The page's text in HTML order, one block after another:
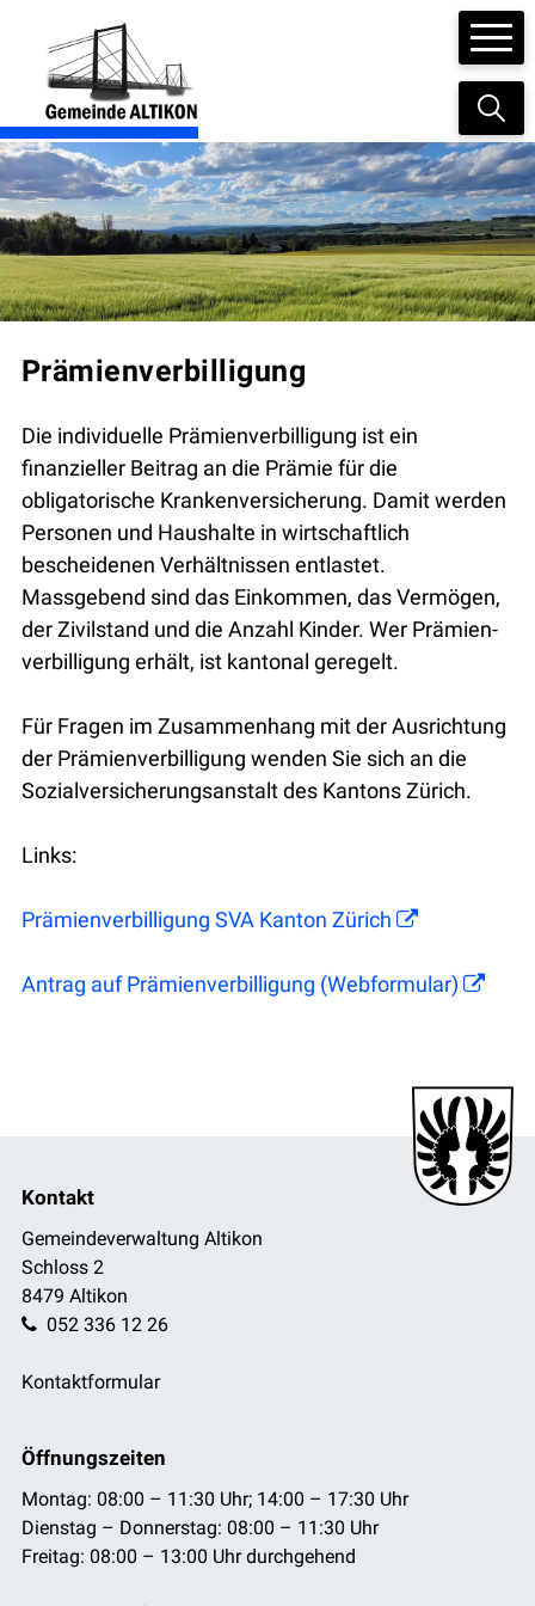
Navigieren in der Gemeinde Altikon
Schnellnavigation
Hauptnavigation
Prämienverbilligung
Die individuelle Prämien­verbilligung ist ein
finanzieller Beitrag an die Prämie für die
obligatorische Kranken­versicherung. Damit werden
Personen und Haushalte in wirtschaftlich
bescheidenen Verhältnissen entlastet.
Massgebend sind das Einkommen, das Vermögen,
der Zivilstand und die Anzahl Kinder. Wer Prämien­
verbilligung erhält, ist kantonal geregelt.
Für Fragen im Zusammenhang mit der Ausrichtung
der Prämienverbilligung wenden Sie sich an die
Sozialversicherungsanstalt des Kantons Zürich.
Links:
Prämienverbilligung SVA Kanton Zürich
Antrag auf Prämienverbilligung (Webformular)
Footer
Kontakt
Gemeindeverwaltung Altikon
Schloss 2
8479 Altikon
052 336 12 26
Kontaktformular
Öffnungszeiten
Montag: 08:00 – 11:30 Uhr; 14:00 – 17:30 Uhr
Dienstag – Donnerstag: 08:00 – 11:30 Uhr
Freitag: 08:00 – 13:00 Uhr durchgehend